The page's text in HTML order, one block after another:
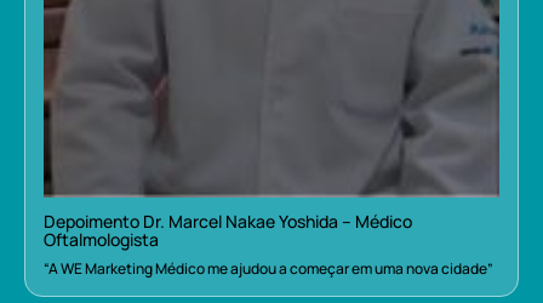
Depoimento Dr. Marcel Nakae Yoshida – Médico
Oftalmologista
“A WE Marketing Médico me ajudou a começar em uma nova cidade”